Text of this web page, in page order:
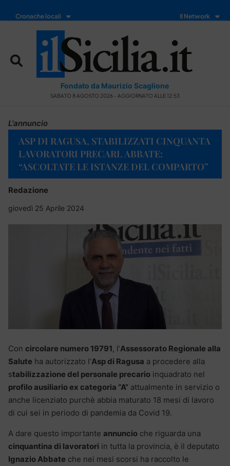
Cronache locali Il Network
Fondato da Maurizio Scaglione
SABATO 8 AGOSTO 2026 - AGGIORNATO ALLE 12:53
L'annuncio
ASP DI RAGUSA, STABILIZZATI CINQUANTA
LAVORATORI PRECARI. ABBATE:
“ASCOLTATE LE ISTANZE DEL COMPARTO”
Redazione
giovedì 25 Aprile 2024
Con circolare numero 19791, l’Assessorato Regionale alla
Salute ha autorizzato l’Asp di Ragusa a procedere alla
stabilizzazione del personale precario inquadrato nel
profilo ausiliario ex categoria “A” attualmente in servizio o
anche licenziato purchè abbia maturato 18 mesi di lavoro
di cui sei in periodo di pandemia da Covid 19.
A dare questo importante annuncio che riguarda una
cinquantina di lavoratori in tutta la provincia, è il deputato
Ignazio Abbate che nei mesi scorsi ha raccolto le